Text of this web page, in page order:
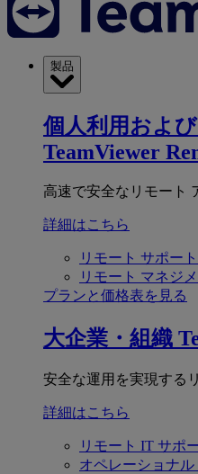
製品
個人利用およ
TeamViewer
高速で安全なリモート
詳細はこちら
リモート サポート
リモート マネジ
プランと価格表を見る
大企業・組織
安全な運用を実現する
詳細はこちら
リモート IT サポ
オペレーショナ